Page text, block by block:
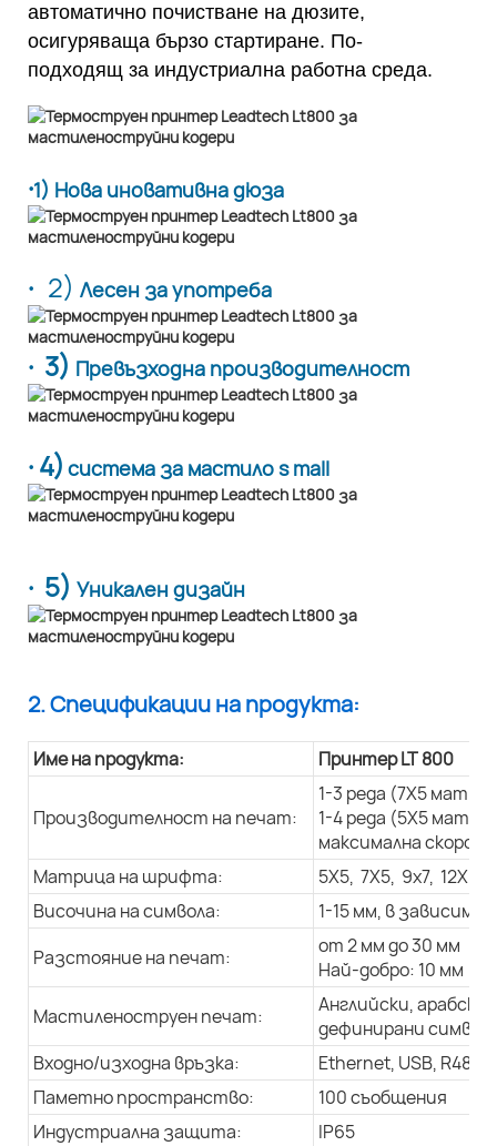
автоматично почистване на дюзите,
осигуряваща бързо стартиране. По-
подходящ за индустриална работна среда.
·1) Нова иновативна дюза
· 2) Лесен за употреба
· 3) Превъзходна производителност
· 4) система за мастило s mall
· 5) Уникален дизайн
2. Спецификации на продукта:
Име на продукта: Принтер LT 800
Производителност на печат:
1-3 реда (7X5
1-4 реда (5X5
максимална
Матрица на шрифта:
5X5, 7X5, 9x7, 12X9,
Височина на символа:
1-15 мм, в
Разстояние на печат:
от 2 мм до 30 мм
Най-добро: 10 мм
Мастиленоструен печат:
Английски,
дефинирани
Входно/изходна връзка:
Ethernet, USB, R485
Паметно пространство:
100 съобщения
Индустриална защита:
IP65